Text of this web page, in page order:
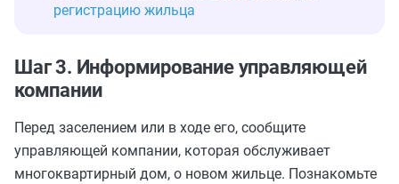
регистрацию жильца
Шаг 3. Информирование управляющей
компании
Перед заселением или в ходе его, сообщите
управляющей компании, которая обслуживает
многоквартирный дом, о новом жильце. Познакомьте